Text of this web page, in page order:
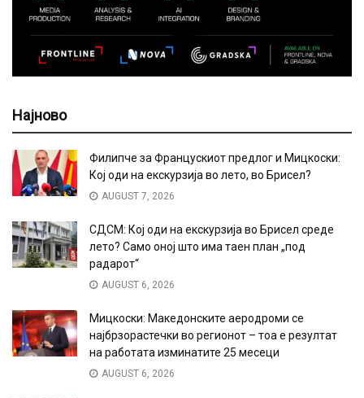
Најново
Филипче за Францускиот предлог и Мицкоски:
Кој оди на екскурзија во лето, во Брисел?
AUGUST 7, 2026
СДСМ: Кој оди на екскурзија во Брисел среде
лето? Само оној што има таен план „под
радарот“
AUGUST 6, 2026
Мицкоски: Македонските аеродроми се
најбрзорастечки во регионот – тоа е резултат
на работата изминатите 25 месеци
AUGUST 6, 2026